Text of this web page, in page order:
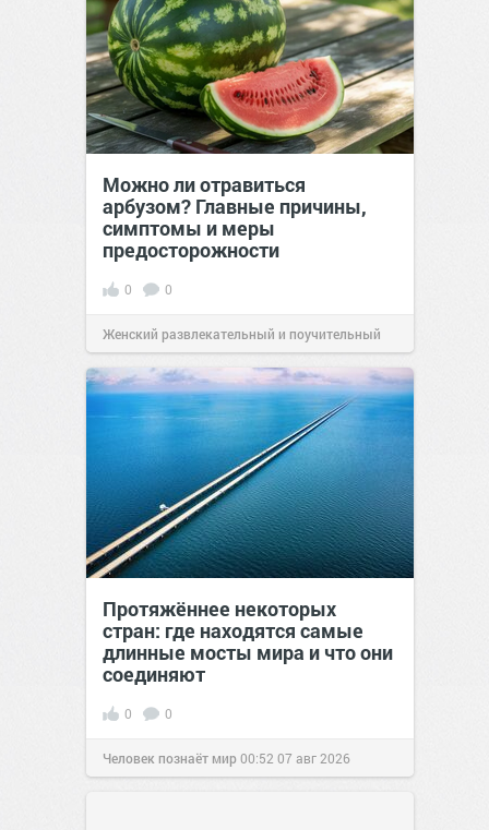
Можно ли отравиться
арбузом? Главные причины,
симптомы и меры
предосторожности
0 0
Женский развлекательный и поучительный
сайт. 23:4206 авг 2026
Протяжённее некоторых
стран: где находятся самые
длинные мосты мира и что они
соединяют
0 0
Человек познаёт мир00:52 07 авг 2026